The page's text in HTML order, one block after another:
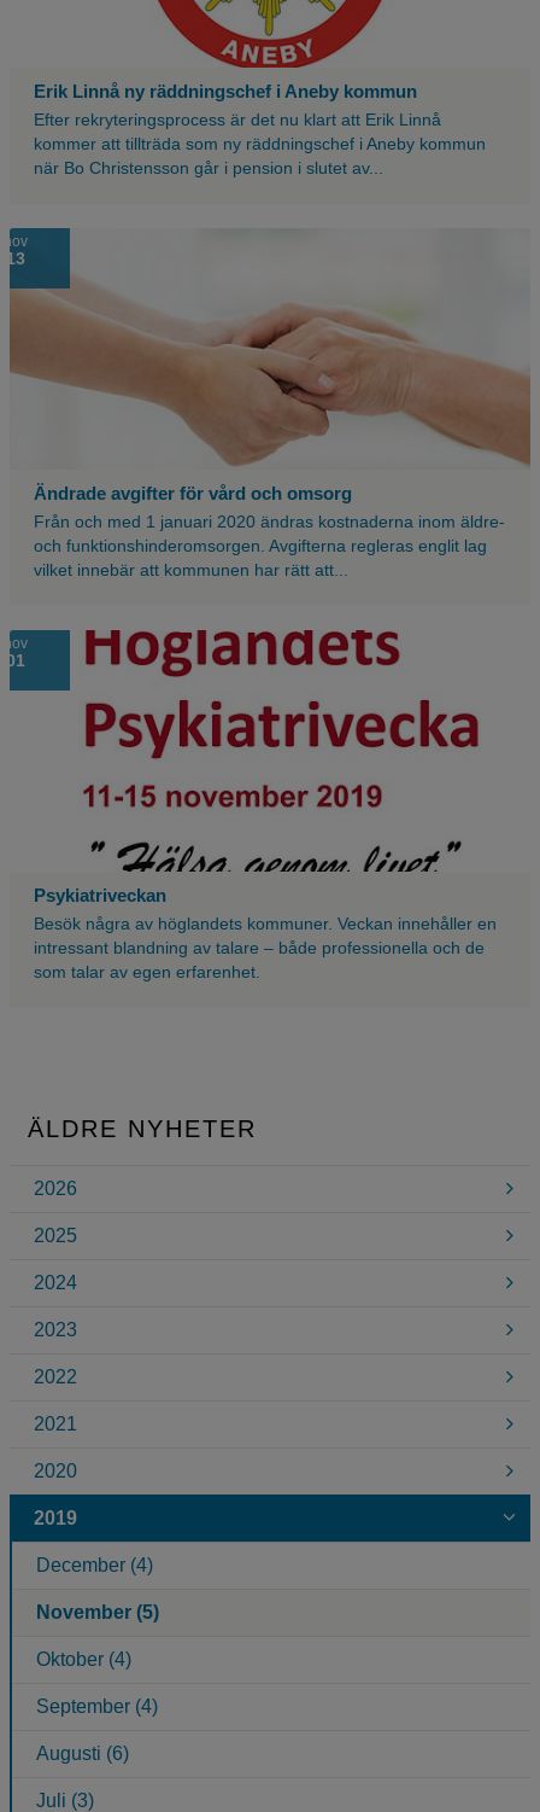
Erik Linnå ny räddningschef i Aneby kommun
Efter rekryteringsprocess är det nu klart att Erik Linnå
kommer att tillträda som ny räddningschef i Aneby kommun
när Bo Christensson går i pension i slutet av...
nov
13
Ändrade avgifter för vård och omsorg
Från och med 1 januari 2020 ändras kostnaderna inom äldre-
och funktionshinderomsorgen. Avgifterna regleras englit lag
vilket innebär att kommunen har rätt att...
4
händer
som
nov
01
Psykiatriveckan
Besök några av höglandets kommuner. Veckan innehåller en
intressant blandning av talare – både professionella och de
som talar av egen erfarenhet.
Vit
bakgrund
med
höglandets
psykiatrivecka.
ÄLDRE NYHETER
2026
2025
2024
2023
2022
2021
2020
2019
December (4)
November (5)
Oktober (4)
September (4)
Augusti (6)
Juli (3)